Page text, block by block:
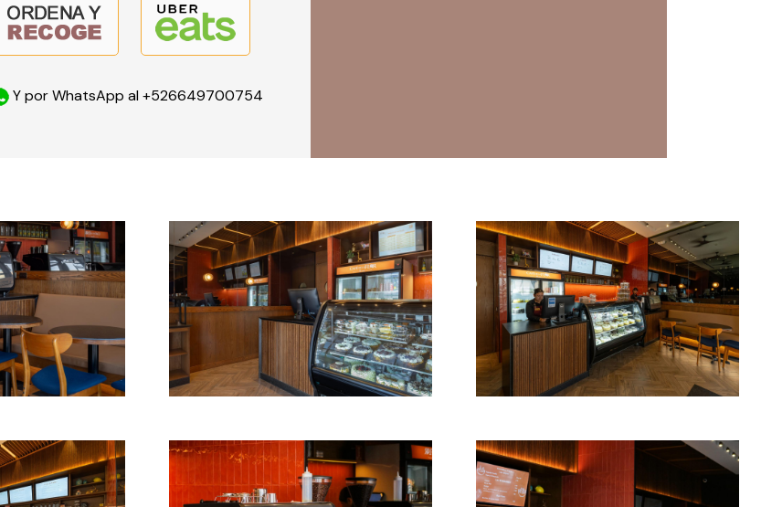
Y por WhatsApp al +526649700754